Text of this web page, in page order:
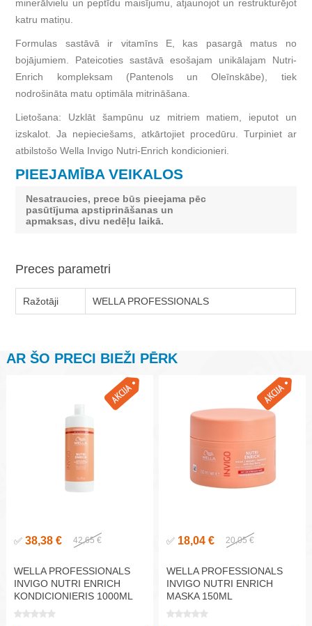
minerālvielu un peptīdu maisījumu, atjaunojot un restrukturējot
katru matiņu.
Formulas sastāvā ir vitamīns E, kas pasargā matus no
bojājumiem. Pateicoties sastāvā esošajam unikālajam Nutri-
Enrich kompleksam (Pantenols un Oleīnskābe), tiek
nodrošināta matu optimāla mitrināšana.
Lietošana: Uzklāt šampūnu uz mitriem matiem, ieputot un
izskalot. Ja nepieciešams, atkārtojiet procedūru. Turpiniet ar
atbilstošo Wella Invigo Nutri-Enrich kondicionieri.
PIEEJAMĪBA VEIKALOS
Nesatraucies, prece būs pieejama pēc
pasūtījuma apstiprināšanas un
apmaksas, divu nedēļu laikā.
Preces parametri
Ražotāji WELLA PROFESSIONALS
AR ŠO PRECI BIEŽI PĒRK
✅ 38,38 € 42,65 €
WELLA PROFESSIONALS
INVIGO NUTRI ENRICH
KONDICIONIERIS 1000ML
✅ 18,04 € 20,05 €
WELLA PROFESSIONALS
INVIGO NUTRI ENRICH
MASKA 150ML